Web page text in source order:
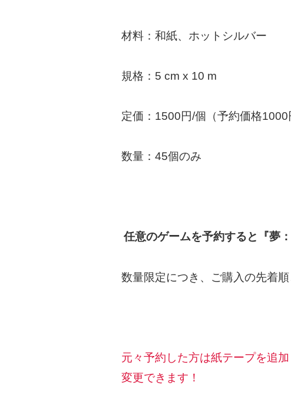
材料：和紙、ホットシルバー
規格：5 cm x 10 m
定価：1500円/個（予約価格1000
数量：45個のみ
任意のゲームを予約すると『夢
数量限定につき、ご購入の先着
元々予約した方は紙テープを追
変更できます！